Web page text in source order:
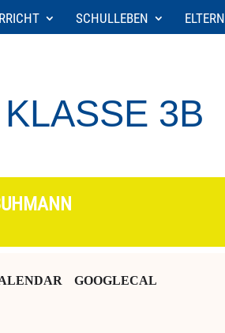
SCHULLEBEN ELTERN
3B
GOOGLECAL